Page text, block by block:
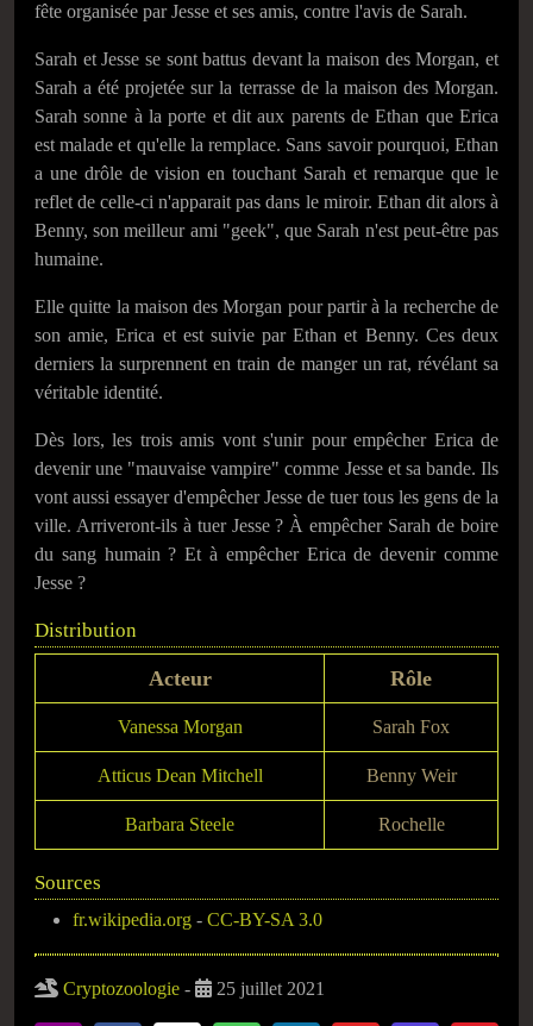
fête organisée par Jesse et ses amis, contre l'avis de Sarah.
Sarah et Jesse se sont battus devant la maison des Morgan, et
Sarah a été projetée sur la terrasse de la maison des Morgan.
Sarah sonne à la porte et dit aux parents de Ethan que Erica
est malade et qu'elle la remplace. Sans savoir pourquoi, Ethan
a une drôle de vision en touchant Sarah et remarque que le
reflet de celle-ci n'apparait pas dans le miroir. Ethan dit alors à
Benny, son meilleur ami "geek", que Sarah n'est peut-être pas
humaine.
Elle quitte la maison des Morgan pour partir à la recherche de
son amie, Erica et est suivie par Ethan et Benny. Ces deux
derniers la surprennent en train de manger un rat, révélant sa
véritable identité.
Dès lors, les trois amis vont s'unir pour empêcher Erica de
devenir une "mauvaise vampire" comme Jesse et sa bande. Ils
vont aussi essayer d'empêcher Jesse de tuer tous les gens de la
ville. Arriveront-ils à tuer Jesse ? À empêcher Sarah de boire
du sang humain ? Et à empêcher Erica de devenir comme
Jesse ?
Distribution
Acteur Rôle
Vanessa Morgan Sarah Fox
Atticus Dean Mitchell Benny Weir
Barbara Steele Rochelle
Sources
fr.wikipedia.org - CC-BY-SA 3.0
Cryptozoologie - 25 juillet 2021